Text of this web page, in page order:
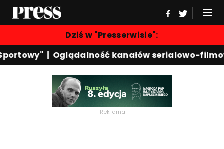
Dziś w "Presserwisie":
| Oglądalność kanałów serialowo-
Reklama